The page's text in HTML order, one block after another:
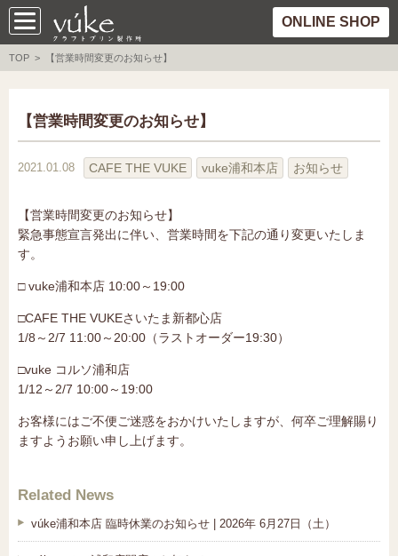
ONLINE SHOP
TOP > 【営業時間変更のお知らせ】
【営業時間変更のお知らせ】
2021.01.08 CAFE THE VUKE vuke浦和本店 お知らせ
【営業時間変更のお知らせ】
緊急事態宣言発出に伴い、営業時間を下記の通り変更いたしま
す。
□ vuke浦和本店 10:00～19:00
□CAFE THE VUKEさいたま新都心店
1/8～2/7 11:00～20:00（ラストオーダー19:30）
□vuke コルソ浦和店
1/12～2/7 10:00～19:00
お客様にはご不便ご迷惑をおかけいたしますが、何卒ご理解賜り
ますようお願い申し上げます。
Related News
vúke浦和本店 臨時休業のお知らせ | 2026年 6月27日（土）